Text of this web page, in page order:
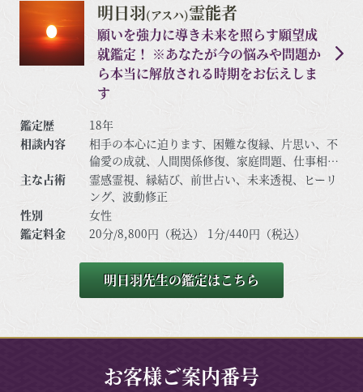
明日羽(アスハ)霊能者
願いを強力に導き未来を照らす願望成
就鑑定！ ※あなたが今の悩みや問題か
ら本当に解放される時期をお伝えしま
す
鑑定歴
18年
相談内容
相手の本心に迫ります、困難な復縁、片思い、不
倫愛の成就、人間関係修復、家庭問題、仕事相談
など
主な占術
霊感霊視、縁結び、前世占い、未来透視、ヒーリ
ング、波動修正
性別
女性
鑑定料金
20分/8,800円（税込） 1分/440円（税込）
明日羽先生の鑑定はこちら
お客様ご案内番号